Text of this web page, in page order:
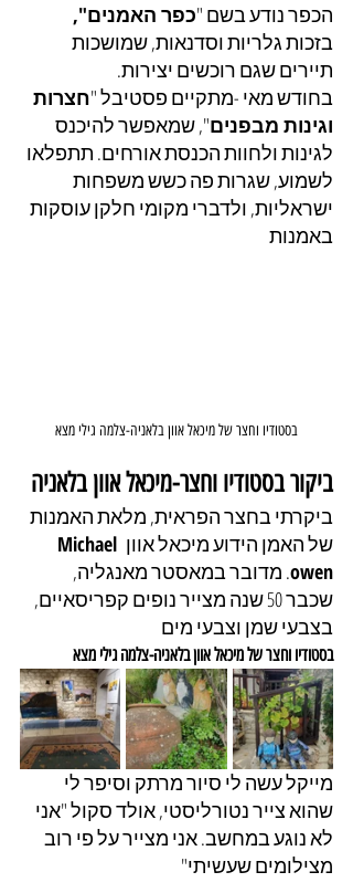
הכפר נודע בשם "כפר האמנים",
בזכות גלריות וסדנאות, שמושכות
תיירים שגם רוכשים יצירות.
בחודש מאי -מתקיים פסטיבל "חצרות
וגינות מבפנים", שמאפשר להיכנס
לגינות ולחוות הכנסת אורחים. תתפלאו
לשמוע, שגרות פה כשש משפחות
ישראליות, ולדברי מקומי חלקן עוסקות
באמנות
בסטודיו וחצר של מיכאל אוון בלאניה-צלמה גילי מצא
ביקור בסטודיו וחצר-מיכאל אוון בלאניה
ביקרתי בחצר הפראית, מלאת האמנות
של האמן הידוע מיכאל אוון Michael
owen. מדובר במאסטר מאנגליה,
שכבר 50 שנה מצייר נופים קפריסאיים,
בצבעי שמן וצבעי מים
בסטודיו וחצר של מיכאל אוון בלאניה-צלמה גילי מצא
מייקל עשה לי סיור מרתק וסיפר לי
שהוא צייר נטורליסטי, אולד סקול "אני
לא נוגע במחשב. אני מצייר על פי רוב
מצילומים שעשיתי"